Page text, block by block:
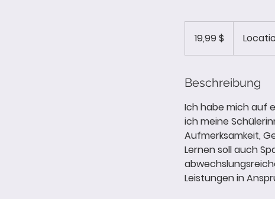
Dollar19,99 $
Beschreibung
Ich habe mich auf
ich meine
Aufmerksamkeit,
Lernen soll auch
Leistungen in